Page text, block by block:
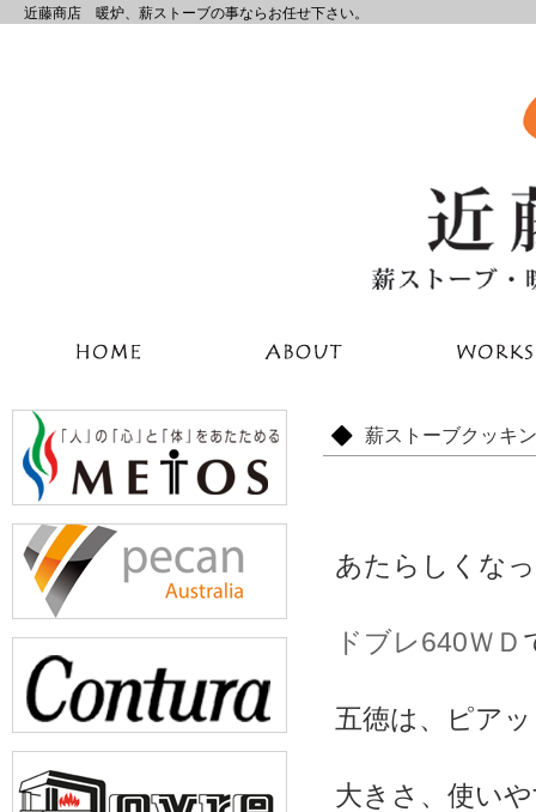
近藤商店 暖炉、薪ストーブの事ならお任せ下さい。
薪ストーブクッキ
あたらしくな
ドブレ640ＷＤ
五徳は、ピア
大きさ、使い